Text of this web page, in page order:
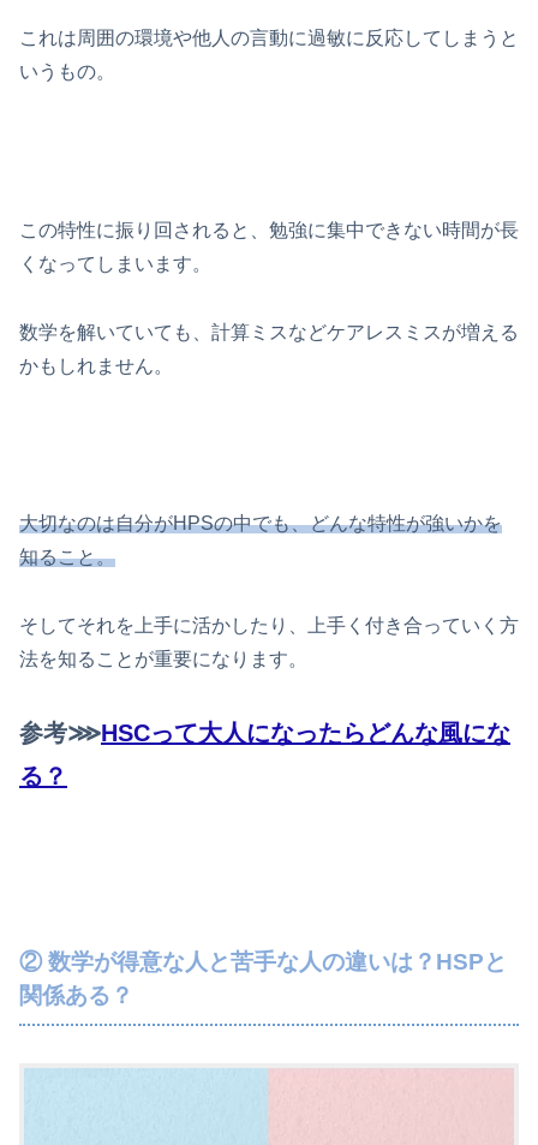
これは周囲の環境や他人の言動に過敏に反応してしまうと
いうもの。
この特性に振り回されると、勉強に集中できない時間が長
くなってしまいます。
数学を解いていても、計算ミスなどケアレスミスが増える
かもしれません。
大切なのは自分がHPSの中でも、どんな特性が強いかを
知ること。
そしてそれを上手に活かしたり、上手く付き合っていく方
法を知ることが重要になります。
参考⋙HSCって大人になったらどんな風にな
る？
② 数学が得意な人と苦手な人の違いは？HSPと
関係ある？